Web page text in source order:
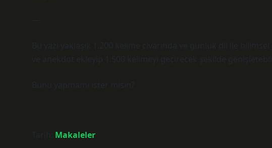
—
Bu yazı yaklaşık 1.200 kelime civarında ve günlük dil ile
ve anekdot ekleyip 1.500 kelimeyi geçirecek şekilde
Bunu yapmamı ister misin?
Tarih: Makaleler